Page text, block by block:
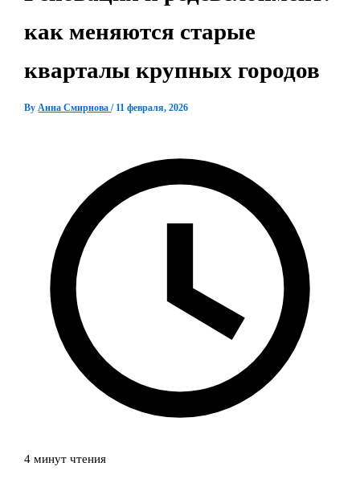
как меняются старые
кварталы крупных городов
ByАнна Смирнова/ 11 февраля, 2026
4 минут чтения